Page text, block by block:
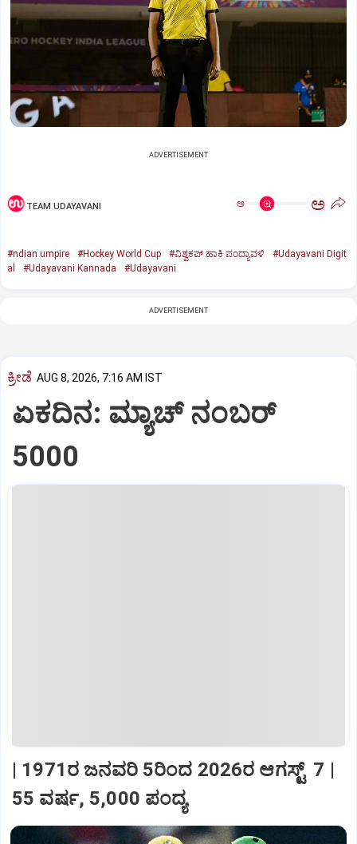
ADVERTISEMENT
TEAM UDAYAVANI ಅ ಅ
#ndian umpire #Hockey World Cup #ವಿಶ್ವಕಪ್‌ ಹಾಕಿ ಪಂದ್ಯಾವಳಿ
#Udayavani Digit
al
#Udayavani Kannada #Udayavani
ADVERTISEMENT
ಕ್ರೀಡೆ AUG 8, 2026, 7:16 AM IST
ಏಕದಿನ: ಮ್ಯಾಚ್‌ ನಂಬರ್‌
5000
| 1971ರ ಜನವರಿ 5ರಿಂದ 2026ರ ಆಗಸ್ಟ್‌ 7 |
55 ವರ್ಷ, 5,000 ಪಂದ್ಯ